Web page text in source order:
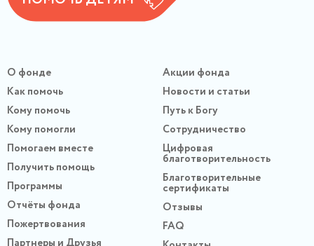
О фонде
Как помочь
Кому помочь
Кому помогли
Помогаем вместе
Получить помощь
Программы
Отчёты фонда
Пожертвования
Акции фонда
Новости и статьи
Путь к Богу
Сотрудничество
Цифровая
благотворительность
Благотворительные
сертификаты
Отзывы
FAQ